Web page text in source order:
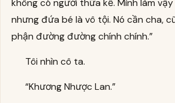
không có người thừa kế. Mình làm
nhưng đứa bé là vô tội. Nó cần cha,
phận đường đường chính chính.”
Tôi nhìn cô ta.
“Khương Nhược Lan.”